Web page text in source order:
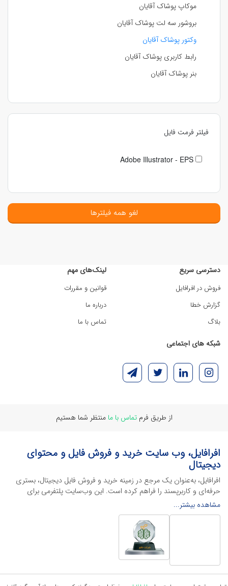
موکاپ پوشاک آقایان
بروشور سه لت پوشاک آقایان
وکتور پوشاک آقایان
رابط کاربری پوشاک آقایان
بنر پوشاک آقایان
فیلتر فرمت فایل
Adobe Illustrator - EPS
لغو همه فیلترها
دسترسی سریع
فروش در افرافایل
گزارش خطا
بلاگ
لینک‌های مهم
قوانین و مقررات
درباره ما
تماس با ما
شبکه های اجتماعی
از طریق فرمتماس با ما منتظر شما هستیم
افرافایل، وب سایت خرید و فروش فایل و محتوای
دیجیتال
افرافایل، به‌عنوان یک مرجع در زمینه خرید و فروش فایل دیجیتال، بستری
حرفه‌ای و کاربرپسند را فراهم کرده است. این وب‌سایت‌ پلتفرمی برای
طراحان، دانشجویان و فریلنسرها ایجاد می‌کند تا به راحتی محصولات
دیجیتال خود را به فروش رسانده یا از محتواهایی باکیفیت برای پیشبرد
اهدافشان استفاده کنند.
این سایت با ارائه تنوع گسترده‌ای از محصولات دیجیتال از انواع فایل های
لایه باز نرم افراهای ادیت ویدئو گرفته تا فایل لایه باز فتوشاپ، ایلاستریتور و
اکسل گرفته تا قالب‌های ارائه پاورپوینت به کاربران کمک می‌کند تا زمان و
هزینه‌های خود را کاهش داده و به سرعت پروژه‌های خود را تکمیل کنند. در
مشاهده بیشتر...